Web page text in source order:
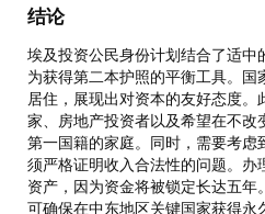
结论
埃及投资公民身份计划结合了适中
为获得第二本护照的平衡工具。国
居住，展现出对资本的友好态度
家、房地产投资者以及希望在不改
第一国籍的家庭。同时，需要考虑
须严格证明收入合法性的问题。办
资产，因为资金将被锁定长达五
可确保在中东地区关键国家获得永